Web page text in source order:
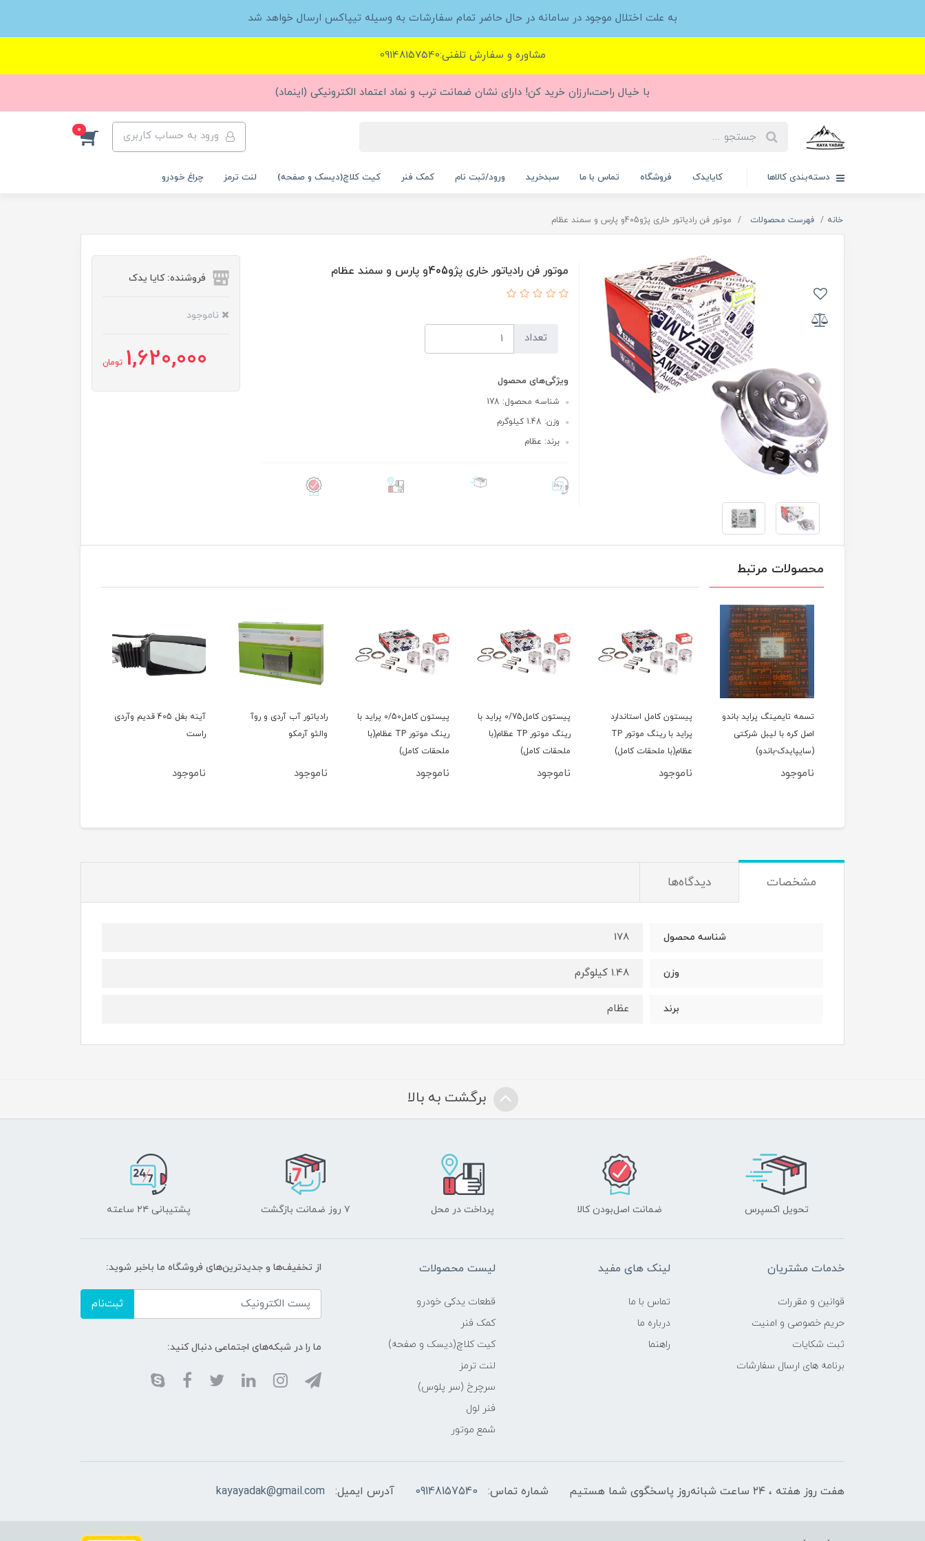
به علت اختلال موجود در سامانه در حال حاضر تمام سفارشات به وسیله تیپاکس ارسال خواهد شد
مشاوره و سفارش تلفنی:09148157540
با خیال راحت،ارزان خرید کن! دارای نشان ضمانت ترب و نماد اعتماد الکترونیکی (اینماد)
ورود به حساب کاربری 0
دسته‌بندی کالاها کایایدک فروشگاه تماس با ما سبدخرید ورود/ثبت نام کمک فنر کیت کلاچ(دیسک و صفحه) لنت ترمز چراغ خودرو
خانه فهرست محصولات موتور فن رادیاتور خاری پژو405و پارس و سمند عظام
موتور فن رادیاتور خاری پژو405و پارس و سمند عظام
تعداد
ویژگی‌های محصول
شناسه محصول: 178
وزن: 1.48 کیلوگرم
برند: عظام
فروشنده: کایا یدک
ناموجود
1,620,000 تومان
محصولات مرتبط
تسمه تایمینگ پراید باندو
اصل کره با لیبل شرکتی
(سایپایدک-باندو)
ناموجود
پیستون کامل استاندارد
پراید با رینگ موتور TP
عظام(با ملحقات کامل)
ناموجود
پیستون کامل0/75 پراید با
رینگ موتور TP عظام(با
ملحقات کامل)
ناموجود
پیستون کامل0/50 پراید با
رینگ موتور TP عظام(با
ملحقات کامل)
ناموجود
رادیاتور آب آردی و روآ
والئو آرمکو
ناموجود
آینه بغل 405 قدیم وآردی
راست
ناموجود
مشخصات دیدگاه‌ها
شناسه محصول 178
وزن 1.48 کیلوگرم
برند عظام
برگشت به بالا
تحویل اکسپرس ضمانت اصل‌بودن کالا پرداخت در محل ۷ روز ضمانت بازگشت پشتیبانی ۲۴ ساعته
خدمات مشتریان
قوانین و مقررات
حریم خصوصی و امنیت
ثبت شکایات
برنامه های ارسال سفارشات
لینک های مفید
تماس با ما
درباره ما
راهنما
لیست محصولات
قطعات یدکی خودرو
کمک فنر
کیت کلاچ(دیسک و صفحه)
لنت ترمز
سرچرخ (سر پلوس)
فنر لول
شمع موتور
از تخفیف‌ها و جدیدترین‌های فروشگاه ما باخبر شوید:
ثبت‌نام
ما را در شبکه‌های اجتماعی دنبال کنید:
هفت روز هفته ، ۲۴ ساعت شبانه‌روز پاسخگوی شما هستیم شماره تماس: 09148157540 آدرس ایمیل: kayayadak@gmail.com